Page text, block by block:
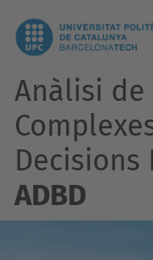
Anàlisi de
Decisions
ADBD